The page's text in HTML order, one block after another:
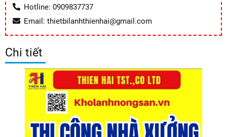
Hotline: 0909837737
Email: thietbilanhthienhai@gmail.com
Chi tiết